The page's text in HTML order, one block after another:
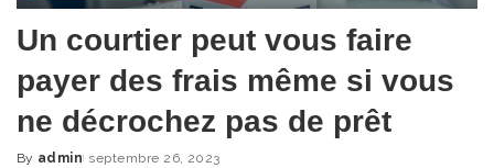
Un courtier peut vous faire
payer des frais même si vous
ne décrochez pas de prêt
By admin septembre 26, 2023